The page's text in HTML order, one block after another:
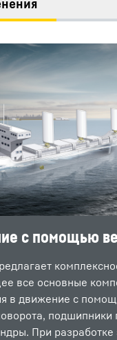
с помощью
все основные
в движение с
подшипники
При разработке